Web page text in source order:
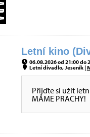
Letní kino
06.08.2026 od 21:00 do
Letní divadlo, Jeseník |
Přijďte si užít
MÁME PRACHY!